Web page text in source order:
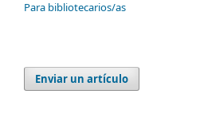
Para bibliotecarios/as
Enviar un artículo